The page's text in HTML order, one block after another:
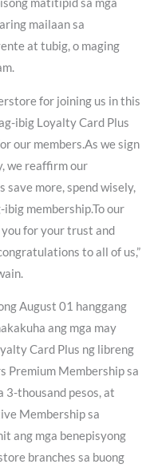
matitipid sa mga
mailaan sa
at tubig, o maging
for joining us in this
ibig Loyalty Card Plus
our members.As we sign
we reaffirm our
more, spend wisely,
membership.To our
for your trust and
to all of us,”
August 01 hanggang
ang mga may
Card Plus ng libreng
Premium Membership sa
3-thousand pesos, at
Membership sa
ang mga benepisyong
branches sa buong